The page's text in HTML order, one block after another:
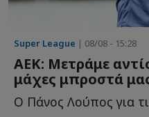
Super League | 08/08 - 15:28
ΑΕΚ: Μετράμε
μάχες μπροστά
Ο Πάνος Λούπος για